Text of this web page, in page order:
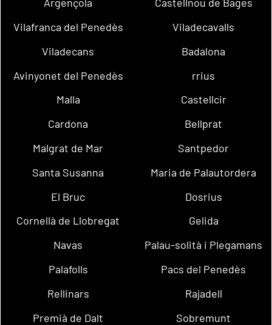
Vilafranca del Penedès
Viladecavalls
Viladecans
Badalona
Avinyonet del Penedès
rrius
Malla
Castellcir
Cardona
Bellprat
Malgrat de Mar
Santpedor
Santa Susanna
Maria de Palautordera
El Bruc
Dosrius
Cornellà de Llobregat
Gelida
Navas
Palau-solità i Plegamans
Palafolls
Pacs del Penedès
Rellinars
Rajadell
Premià de Dalt
Sobremunt